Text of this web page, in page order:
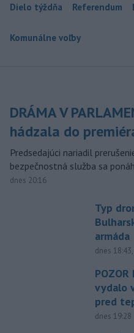
Dielo týždňa Referendum
Komunálne voľby
DRÁMA V
hádzala do
Predsedajúci nariadil
bezpečnostná služba sa
dnes 20:16
Typ
armáda
dnes 18:43,
POZOR
vydalo
pred
dnes 19:28